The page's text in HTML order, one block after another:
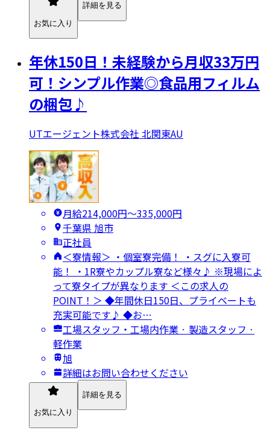
お気に入り
詳細を見る
年休150日！未経験から月収33万円
可！シンプル作業◎食品用フィルム
の梱包♪
UTエージェント株式会社 北関東AU
月給214,000円〜335,000円
千葉県 旭市
正社員
＜寮情報＞ ・個室寮完備！ ・スグに入寮可
能！ ・1R寮やカップル寮など様々♪ ※現場によ
って寮タイプが異なります ＜この求人の
POINT！＞ ◆年間休日150日、プライベートも
充実可能です♪ ◆お…
工場スタッフ・工場内作業 · 製造スタッフ ·
軽作業
旭
詳細はお問い合わせください
お気に入り
詳細を見る